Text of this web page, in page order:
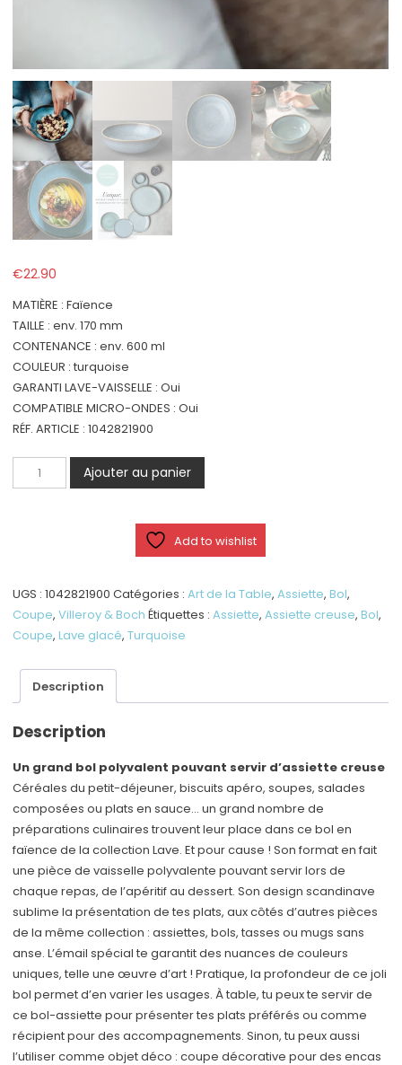
€22.90
MATIÈRE : Faïence
TAILLE : env. 170 mm
CONTENANCE : env. 600 ml
COULEUR : turquoise
GARANTI LAVE-VAISSELLE : Oui
COMPATIBLE MICRO-ONDES : Oui
RÉF. ARTICLE : 1042821900
quantité
de
bol,
bleu,
en
Ajouter au panier
Add to wishlist
UGS :1042821900 Catégories :Art de la Table,Assiette,Bol,
Coupe,Villeroy & Boch Étiquettes :Assiette,Assiette creuse,Bol,
Coupe,Lave glacé,Turquoise
Description
Description
Un grand bol polyvalent pouvant servir d’assiette creuse
Céréales du petit-déjeuner, biscuits apéro, soupes, salades
composées ou plats en sauce… un grand nombre de
préparations culinaires trouvent leur place dans ce bol en
faïence de la collection Lave. Et pour cause ! Son format en fait
une pièce de vaisselle polyvalente pouvant servir lors de
chaque repas, de l’apéritif au dessert. Son design scandinave
sublime la présentation de tes plats, aux côtés d’autres pièces
de la même collection : assiettes, bols, tasses ou mugs sans
anse. L’émail spécial te garantit des nuances de couleurs
uniques, telle une œuvre d’art ! Pratique, la profondeur de ce joli
bol permet d’en varier les usages. À table, tu peux te servir de
ce bol-assiette pour présenter tes plats préférés ou comme
récipient pour des accompagnements. Sinon, tu peux aussi
l’utiliser comme objet déco : coupe décorative pour des encas